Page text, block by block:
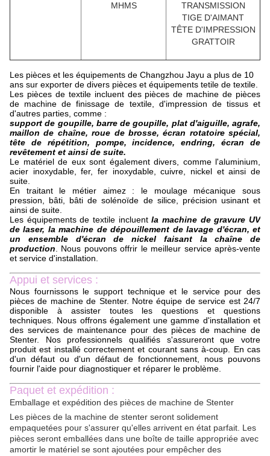
MHMS
TRANSMISSION
TIGE D'AIMANT
TÊTE D'IMPRESSION
GRATTOIR
Les pièces et les équipements de Changzhou Jayu a plus de 10
ans sur exporter de divers pièces et équipements tetile de textile.
Les pièces de textile incluent des pièces de machine de pièces
de machine de finissage de textile, d'impression de tissus et
d'autres parties, comme :
support de goupille, barre de goupille, plat d'aiguille, agrafe,
maillon de chaîne, roue de brosse, écran rotatoire spécial,
tête de répétition, pompe, incidence, endring, écran de
revêtement et ainsi de suite.
Le matériel de eux sont également divers, comme l'aluminium,
acier inoxydable, fer, fer inoxydable, cuivre, nickel et ainsi de
suite.
En traitant le métier aimez : le moulage mécanique sous
pression, bâti, bâti de solénoïde de silice, précision usinant et
ainsi de suite.
Les équipements de textile incluentla machine de gravure UV
de laser, la machine de dépouillement de lavage d'écran, et
un ensemble d'écran de nickel faisant la chaîne de
production. Nous pouvons offrir le meilleur service après-vente
et service d'installation.
Appui et services :
Nous fournissons le support technique et le service pour des
pièces de machine de Stenter. Notre équipe de service est 24/7
disponible à assister toutes les questions et questions
techniques. Nous offrons également une gamme d'installation et
des services de maintenance pour des pièces de machine de
Stenter. Nos professionnels qualifiés s'assureront que votre
produit est installé correctement et courant sans à-coup. En cas
d'un défaut ou d'un défaut de fonctionnement, nous pouvons
fournir l'aide pour diagnostiquer et réparer le problème.
Paquet et expédition :
Emballage et expédition des pièces de machine de Stenter
Les pièces de la machine de stenter seront solidement
empaquetées pour s'assurer qu'elles arrivent en état parfait. Les
pièces seront emballées dans une boîte de taille appropriée avec
amortir le matériel se sont ajoutées pour empêcher des